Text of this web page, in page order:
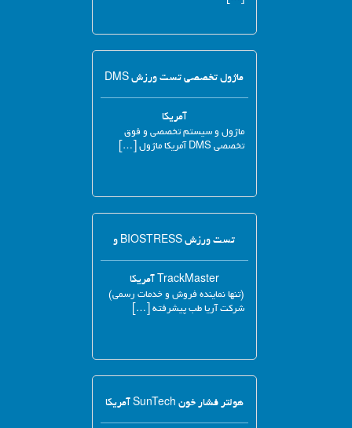
ماژول تخصصی تست ورزش DMS
آمریکا
ماژول و سیستم تخصصی و فوق
تخصصی DMS آمریکا ماژول […]
تست ورزش BIOSTRESS و
TrackMaster آمریکا
(تنها نماینده فروش و خدمات رسمی)
شرکت آریا طب پیشرفته […]
هولتر فشار خون SunTech آمریکا